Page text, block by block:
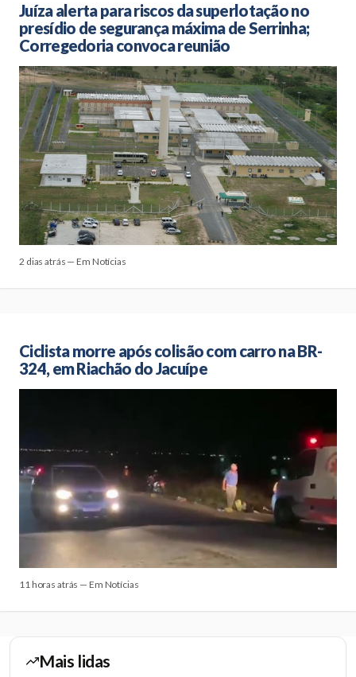
Juíza alerta para riscos da superlotação no
presídio de segurança máxima de Serrinha;
Corregedoria convoca reunião
2 dias atrás — Em Notícias
Ciclista morre após colisão com carro na BR-
324, em Riachão do Jacuípe
11 horas atrás — Em Notícias
Mais lidas